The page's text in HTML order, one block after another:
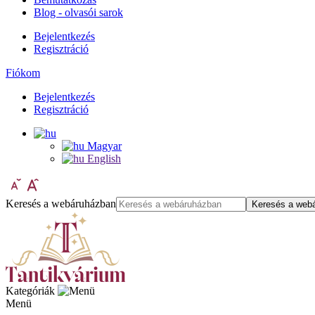
Blog - olvasói sarok
Bejelentkezés
Regisztráció
Fiókom
Bejelentkezés
Regisztráció
Magyar
English
Keresés a webáruházban Keresés a
Kategóriák
Menü